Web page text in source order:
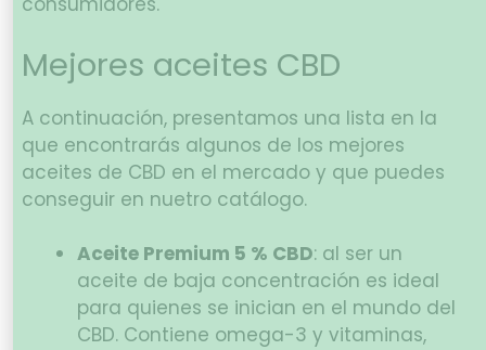
Mejores aceites CBD
A continuación, presentamos una lista en la
que encontrarás algunos de los mejores
aceites de CBD en el mercado y que puedes
conseguir en nuetro catálogo.
Aceite Premium 5 % CBD: al ser un
aceite de baja concentración es ideal
para quienes se inician en el mundo del
CBD. Contiene omega-3 y vitaminas,